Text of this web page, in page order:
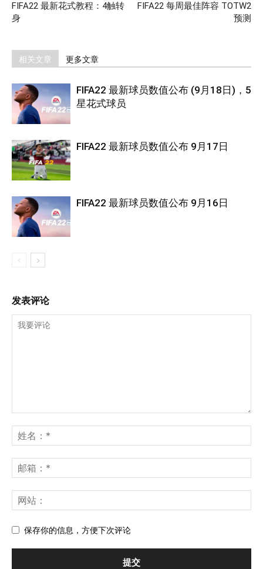
FIFA22 最新花式教程：4触转
身
FIFA22 每周最佳阵容 TOTW2
预测
相关文章 更多文章
FIFA22 最新球员数值公布 (9月18日)，5
星花式球员
FIFA22 最新球员数值公布 9月17日
FIFA22 最新球员数值公布 9月16日
发表评论
保存你的信息，方便下次评论